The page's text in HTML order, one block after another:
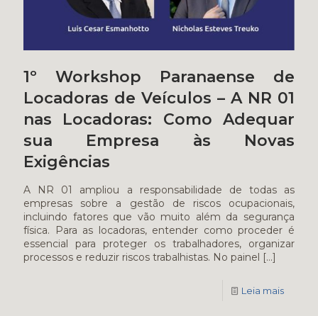
1º Workshop Paranaense de
Locadoras de Veículos – A NR 01
nas Locadoras: Como Adequar
sua Empresa às Novas
Exigências
A NR 01 ampliou a responsabilidade de todas as
empresas sobre a gestão de riscos ocupacionais,
incluindo fatores que vão muito além da segurança
física. Para as locadoras, entender como proceder é
essencial para proteger os trabalhadores, organizar
processos e reduzir riscos trabalhistas. No painel
[…]
Leia mais